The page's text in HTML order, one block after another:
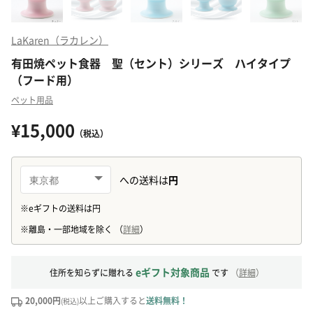
LaKaren（ラカレン）
有田焼ペット食器 聖（セント）シリーズ ハイタイプ
（フード用）
ペット用品
¥15,000 （税込）
住所を知らずに贈れる eギフト対象商品 です （詳細）
20,000円(税込)以上ご購入すると送料無料！